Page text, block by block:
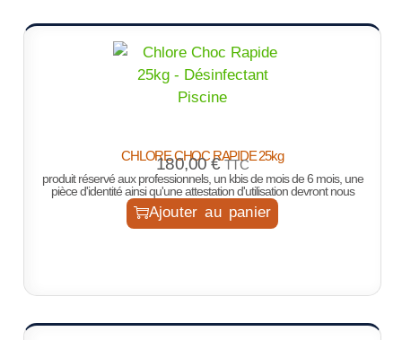
CHLORE CHOC RAPIDE 25kg
180,00€ TTC
produit réservé aux professionnels, un kbis de mois de 6 mois, une
pièce d'identité ainsi qu'une attestation d'utilisation devront nous
Ajouter au panier